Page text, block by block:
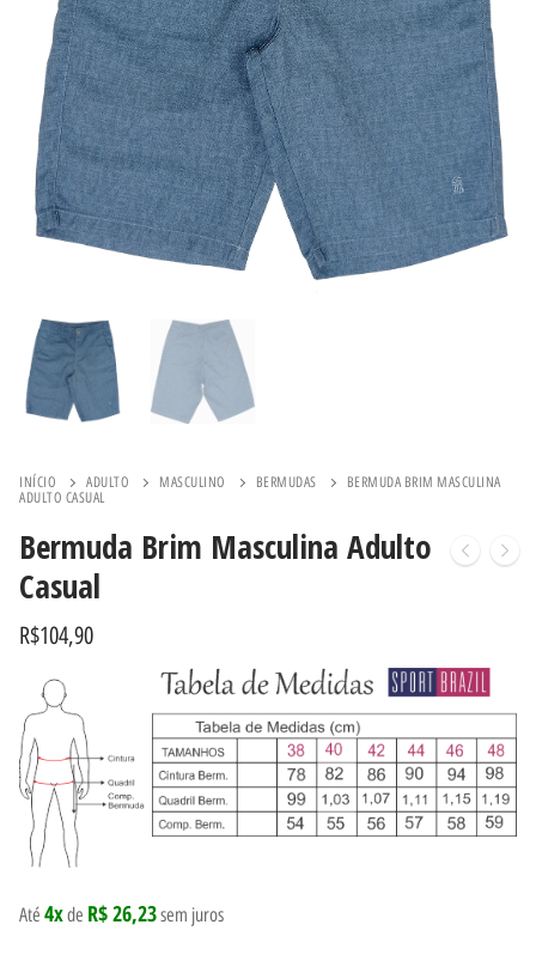
INÍCIO ADULTO MASCULINO BERMUDAS
BERMUDA BRIM MASCULINA
ADULTO CASUAL
Bermuda Brim Masculina Adulto
Casual
R$104,90
Até 4xde R$ 26,23sem juros